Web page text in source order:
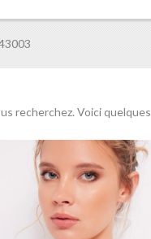
recherchez. Voici